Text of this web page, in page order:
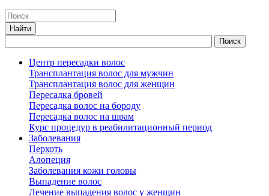
Центр пересадки волос
Трансплантация волос для мужчин
Трансплантация волос для женщин
Пересадка бровей
Пересадка волос на бороду
Пересадка волос на шрам
Курс процедур в реабилитационный период
Заболевания
Перхоть
Алопеция
Заболевания кожи головы
Выпадение волос
Лечение выпадения волос у женщин